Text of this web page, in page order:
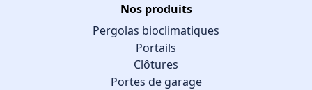
Nos produits
Pergolas bioclimatiques
Portails
Clôtures
Portes de garage